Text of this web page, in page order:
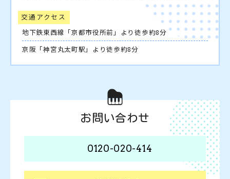
交通アクセス
地下鉄東西線「京都市役所前」より徒歩約8分
京阪「神宮丸太町駅」より徒歩約8分
お問い合わせ
0120-020-414